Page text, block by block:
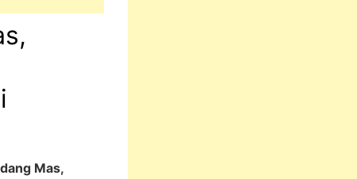
Mas,